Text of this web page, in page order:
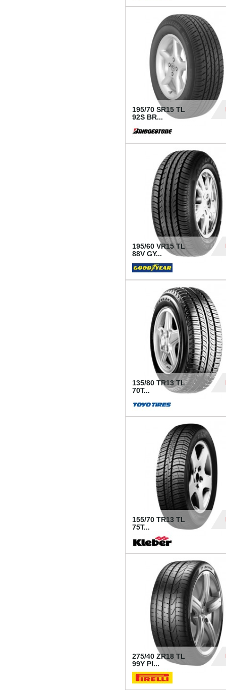
195/70 SR15 TL
92S BR...
195/60 VR15 TL
88V GY...
135/80 TR13 TL
70T...
155/70 TR13 TL
75T...
275/40 ZR18 TL
99Y PI...